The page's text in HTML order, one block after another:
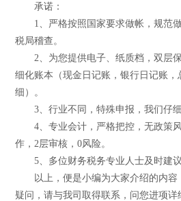
承诺：
1、严格按照国家要求做帐，规范做
税局稽查。
2、为您提供电子、纸质档，双层
细化账本（现金日记账，银行日记账，
细）。
3、行业不同，特殊申报，我们仔细
4、专业会计，严格把控，无政策风
作，2层审核，0风险。
5、多位财务税务专业人士及时建议
以上，便是小编为大家介绍的内容
疑问，请与我司取得联系，问您进项详